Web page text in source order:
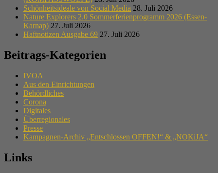
Schönheitsideale von Social Media 28. Juli 2026
Nature Explorers 2.0 Sommerferienprogramm 2026 (Essen-
Karnap) 27. Juli 2026
Haftnotizen Ausgabe 69 27. Juli 2026
Beitrags-Kategorien
IVOA
Aus den Einrichtungen
Behördliches
Corona
Digitales
Überregionales
Presse
Kampagnen-Archiv „Entschlossen OFFEN!“ & „NOKiJA“
Links